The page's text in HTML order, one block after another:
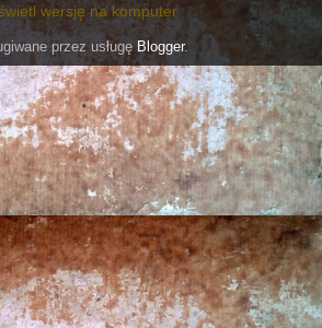
wersję na komputer
przez usługę Blogger.